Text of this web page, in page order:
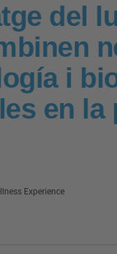
del
i
en la
Experience